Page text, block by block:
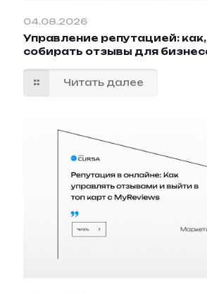
04.08.2026
Управление репутацией:
собирать отзывы для
Читать далее